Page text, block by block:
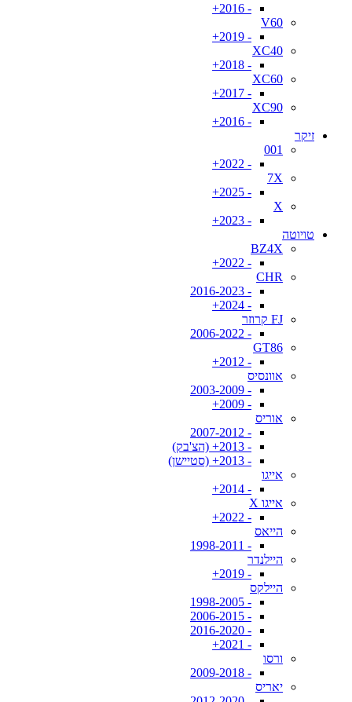
- 2016+
V60
- 2019+
XC40
- 2018+
XC60
- 2017+
XC90
- 2016+
זיקר
001
- 2022+
7X
- 2025+
X
- 2023+
טויוטה
BZ4X
- 2022+
CHR
- 2016-2023
- 2024+
FJ קרוזר
- 2006-2022
GT86
- 2012+
אוונסיס
- 2003-2009
- 2009+
אוריס
- 2007-2012
- 2013+ (הצ'בק)
- 2013+ (סטיישן)
אייגו
- 2014+
אייגו X
- 2022+
הייאס
- 1998-2011
היילנדר
- 2019+
היילקס
- 1998-2005
- 2006-2015
- 2016-2020
- 2021+
ורסו
- 2009-2018
יאריס